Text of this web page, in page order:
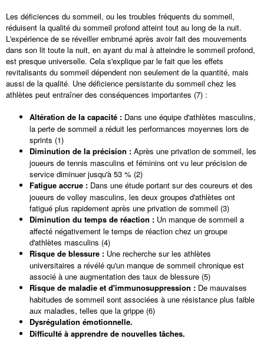
Les déficiences du sommeil, ou les troubles fréquents du sommeil,
réduisent la qualité du sommeil profond atteint tout au long de la nuit.
L'expérience de se réveiller embrumé après avoir fait des mouvements
dans son lit toute la nuit, en ayant du mal à atteindre le sommeil profond,
est presque universelle. Cela s'explique par le fait que les effets
revitalisants du sommeil dépendent non seulement de la quantité, mais
aussi de la qualité. Une déficience persistante du sommeil chez les
athlètes peut entraîner des conséquences importantes (7) :
Altération de la capacité : Dans une équipe d'athlètes masculins,
la perte de sommeil a réduit les performances moyennes lors de
sprints (1)
Diminution de la précision : Après une privation de sommeil, les
joueurs de tennis masculins et féminins ont vu leur précision de
service diminuer jusqu'à 53 % (2)
Fatigue accrue : Dans une étude portant sur des coureurs et des
joueurs de volley masculins, les deux groupes d'athlètes ont
fatigué plus rapidement après une privation de sommeil (3)
Diminution du temps de réaction : Un manque de sommeil a
affecté négativement le temps de réaction chez un groupe
d'athlètes masculins (4)
Risque de blessure : Une recherche sur les athlètes
universitaires a révélé qu'un manque de sommeil chronique est
associé à une augmentation des taux de blessure (5)
Risque de maladie et d'immunosuppression : De mauvaises
habitudes de sommeil sont associées à une résistance plus faible
aux maladies, telles que la grippe (6)
Dysrégulation émotionnelle.
Difficulté à apprendre de nouvelles tâches.